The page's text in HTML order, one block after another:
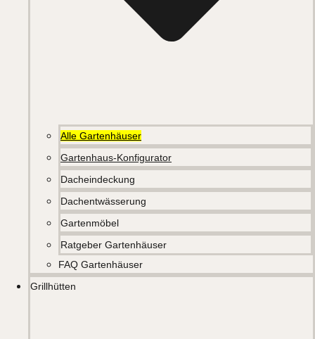
Alle Gartenhäuser
Gartenhaus-Konfigurator
Dacheindeckung
Dachentwässerung
Gartenmöbel
Ratgeber Gartenhäuser
FAQ Gartenhäuser
Grillhütten